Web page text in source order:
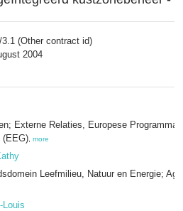
(Other contract id)
2004
Externe Relaties, Europese
(EEG) more
Leefmilieu, Natuur en Energie;
Louis